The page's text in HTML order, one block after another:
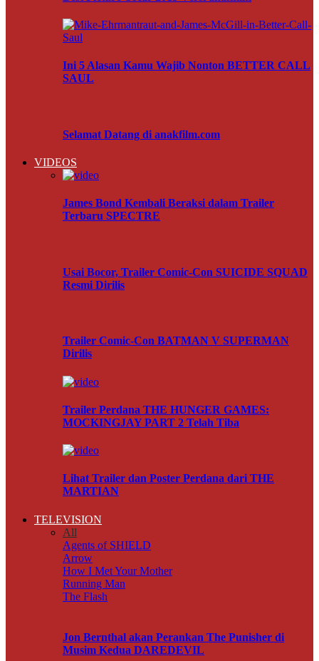
Ini 5 Alasan Kamu Wajib Nonton BETTER CALL
SAUL
Selamat Datang di anakfilm.com
VIDEOS
James Bond Kembali Beraksi dalam Trailer
Terbaru SPECTRE
Usai Bocor, Trailer Comic-Con SUICIDE SQUAD
Resmi Dirilis
Trailer Comic-Con BATMAN V SUPERMAN
Dirilis
Trailer Perdana THE HUNGER GAMES:
MOCKINGJAY PART 2 Telah Tiba
Lihat Trailer dan Poster Perdana dari THE
MARTIAN
TELEVISION
All
Agents of SHIELD
Arrow
How I Met Your Mother
Running Man
The Flash
Jon Bernthal akan Perankan The Punisher di
Musim Kedua DAREDEVIL